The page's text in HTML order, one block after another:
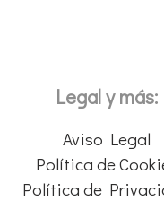
Legal y más:
Aviso Legal
Política de
Política de